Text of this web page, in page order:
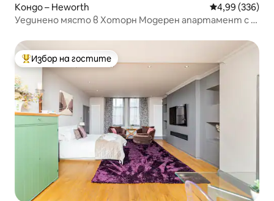
Кондо – Heworth Средна
4,99 (336)
Уединено място в Хоторн Модерен апартамент с 1
Най-популярен избор на гостите
Избор на гостите